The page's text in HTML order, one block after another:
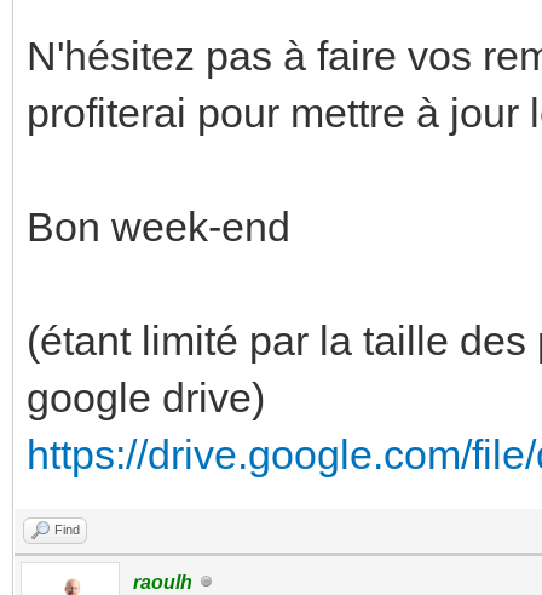
N'hésitez pas à faire vos
profiterai pour mettre à jour
Bon week-end
(étant limité par la taille
google drive)
https://drive.google.com/
Find
raoulh